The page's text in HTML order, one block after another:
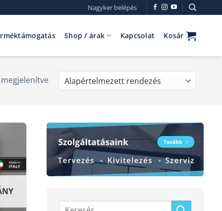
Nagyker belépés
Shop / árak Kapcsolat Kosár
Keresés